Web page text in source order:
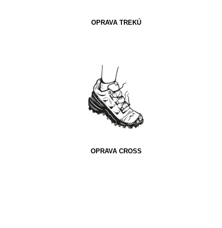
OPRAVA TREKÚ
OPRAVA CROSS